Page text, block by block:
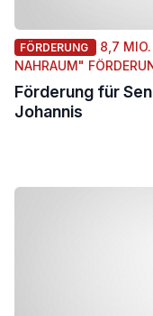
FÖRDERUNG
8,7 MIO.
NAHRAUM"
Förderung für
Johannis